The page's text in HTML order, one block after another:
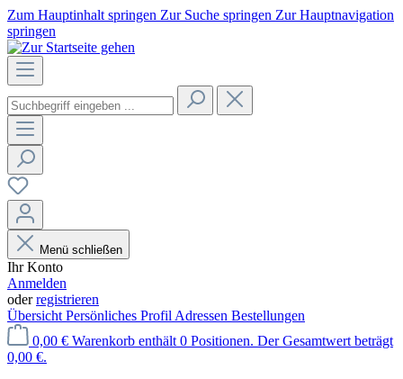
Zum Hauptinhalt springen Zur Suche springen Zur Hauptnavigation
springen
Menü schließen
Ihr Konto
Anmelden
oderregistrieren
Übersicht Persönliches Profil Adressen Bestellungen
0,00 € Warenkorb enthält 0 Positionen. Der Gesamtwert beträgt
0,00 €.